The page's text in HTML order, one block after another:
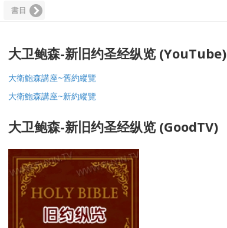
書目
大卫鲍森-新旧约圣经纵览 (YouTube)
大衛鮑森講座~舊約縱覽
大衛鮑森講座~新約縱覽
大卫鲍森-新旧约圣经纵览 (GoodTV)